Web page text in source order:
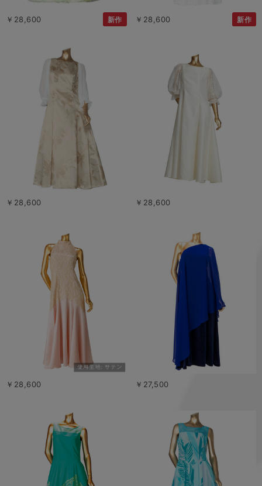
￥28,600 新作 ￥28,600 新作
￥28,600 ￥28,600
￥28,600 ￥27,500